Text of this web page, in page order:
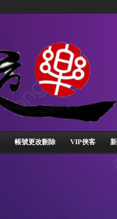
帳號更改刪除 VIP俠客